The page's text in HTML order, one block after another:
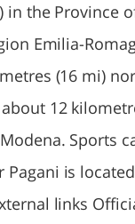
in the Province
Emilia-
(16 mi)
12
Sports
Pagani is
links